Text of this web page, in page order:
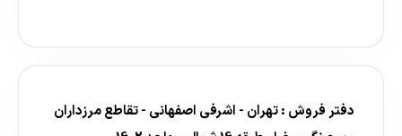
دفتر فروش : تهران - اشرفی اصفهانی - تقاطع مرزداران